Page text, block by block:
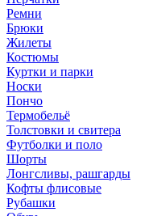
Ремни
Брюки
Жилеты
Костюмы
Куртки и парки
Носки
Пончо
Термобельё
Толстовки и свитера
Футболки и поло
Шорты
Лонгсливы, рашгарды
Кофты флисовые
Рубашки